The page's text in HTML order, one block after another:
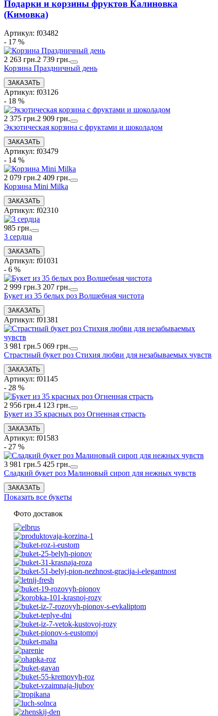
Подарки и корзины фруктов Калиновка
(Кимовка)
Артикул: f03482
- 17 %
2 263 грн.2 739 грн.
Корзина Праздничный день
Артикул: f03126
- 18 %
2 375 грн.2 909 грн.
Экзотическая корзина с фруктами и шоколадом
Артикул: f03479
- 14 %
2 079 грн.2 409 грн.
Корзина Mini Milka
Артикул: f02310
985 грн.
3 сердца
Артикул: f01031
- 6 %
2 999 грн.3 207 грн.
Букет из 35 белых роз Волшебная чистота
Артикул: f01381
3 981 грн.5 069 грн.
Страстный букет роз Стихия любви для незабываемых чувств
Артикул: f01145
- 28 %
2 956 грн.4 123 грн.
Букет из 35 красных роз Огненная страсть
Артикул: f01583
- 27 %
3 981 грн.5 425 грн.
Сладкий букет роз Малиновый сироп для нежных чувств
Показать все букеты
Фото доставок